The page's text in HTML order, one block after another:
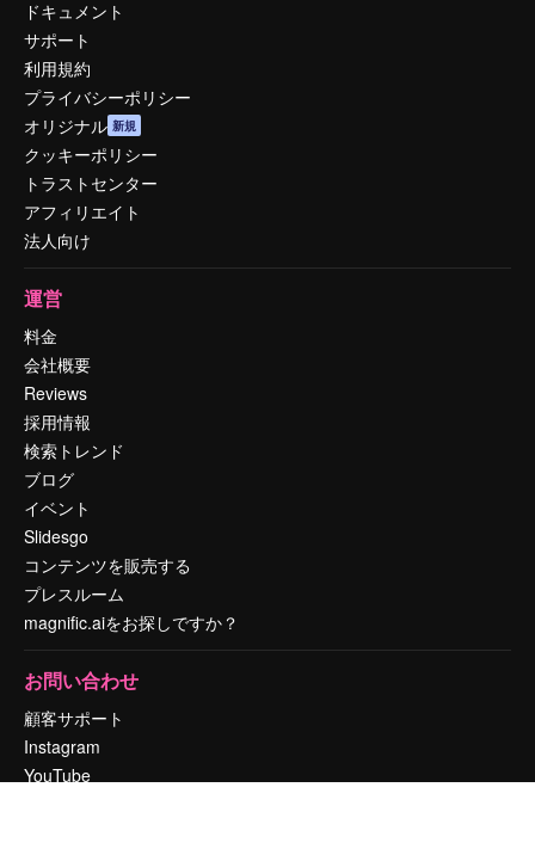
ドキュメント
サポート
利用規約
プライバシーポリシー
オリジナル 新規
クッキーポリシー
トラストセンター
アフィリエイト
法人向け
運営
料金
会社概要
Reviews
採用情報
検索トレンド
ブログ
イベント
Slidesgo
コンテンツを販売する
プレスルーム
magnific.aiをお探しですか？
お問い合わせ
顧客サポート
Instagram
YouTube